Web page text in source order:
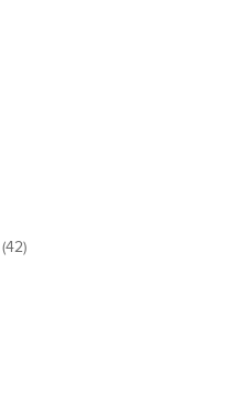
(42)